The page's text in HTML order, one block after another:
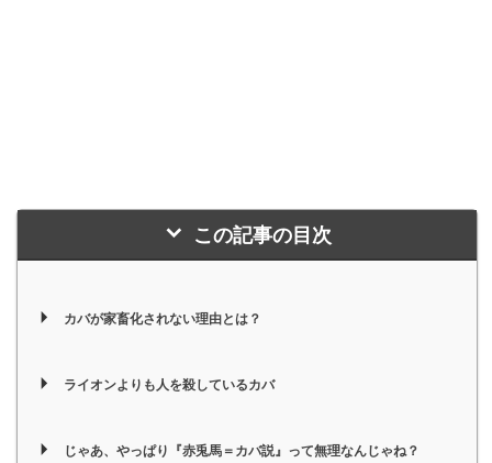
この記事の目次
カバが家畜化されない理由とは？
ライオンよりも人を殺しているカバ
じゃあ、やっぱり『赤兎馬＝カバ説』って無理なんじゃね？